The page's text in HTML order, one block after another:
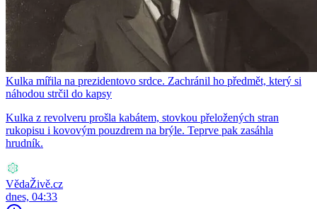
Kulka mířila na prezidentovo srdce. Zachránil ho předmět, který si
náhodou strčil do kapsy
Kulka z revolveru prošla kabátem, stovkou přeložených stran
rukopisu i kovovým pouzdrem na brýle. Teprve pak zasáhla
hrudník.
VědaŽivě.cz
dnes, 04:33